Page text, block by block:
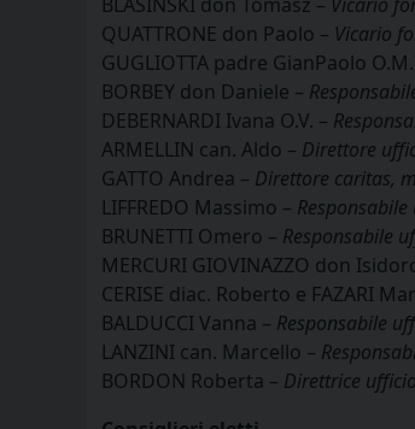
QUATTRONE don Paolo – Vicario
GUGLIOTTA padre GianPaolo
BORBEY don Daniele –
DEBERNARDI Ivana O.V. –
ARMELLIN can. Aldo – Direttore
GATTO Andrea – Direttore caritas,
LIFFREDO Massimo –
BRUNETTI Omero – Responsabile
MERCURI GIOVINAZZO don
CERISE diac. Roberto e FAZARI
BALDUCCI Vanna – Responsabile
LANZINI can. Marcello –
BORDON Roberta – Direttrice